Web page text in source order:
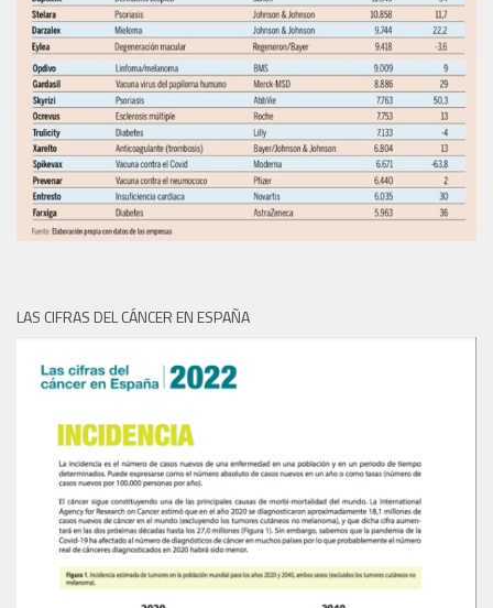
LAS CIFRAS DEL CÁNCER EN ESPAÑA